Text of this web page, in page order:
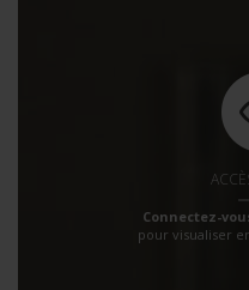
Connectez-
pour visualiser